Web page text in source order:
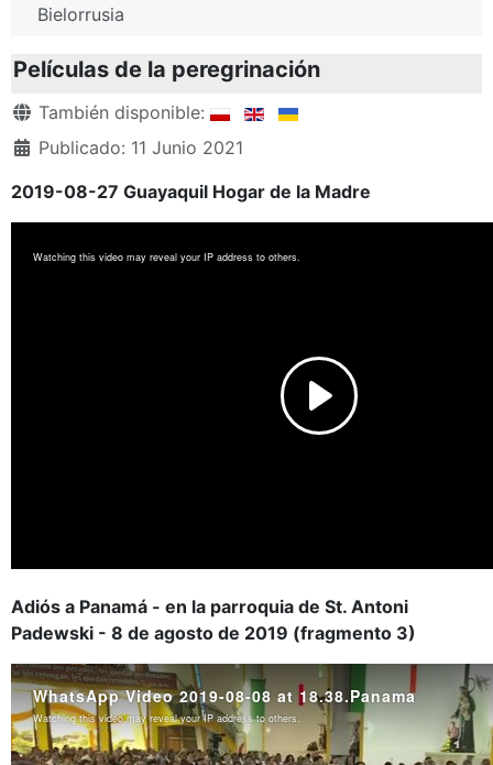
Bielorrusia
Películas de la peregrinación
Detalles
También disponible:
Publicado: 11 Junio 2021
2019-08-27 Guayaquil Hogar de la Madre
Adiós a Panamá - en la parroquia de St. Antoni
Padewski - 8 de agosto de 2019 (fragmento 3)